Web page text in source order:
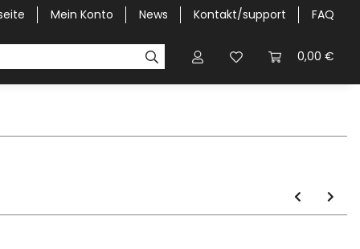
Mein Konto News Kontakt/support FAQ
0,00 €
Halbgaragen / Kapuzen nach